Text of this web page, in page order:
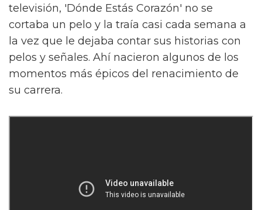
televisión, 'Dónde Estás Corazón' no se
cortaba un pelo y la traía casi cada semana a
la vez que le dejaba contar sus historias con
pelos y señales. Ahí nacieron algunos de los
momentos más épicos del renacimiento de
su carrera.